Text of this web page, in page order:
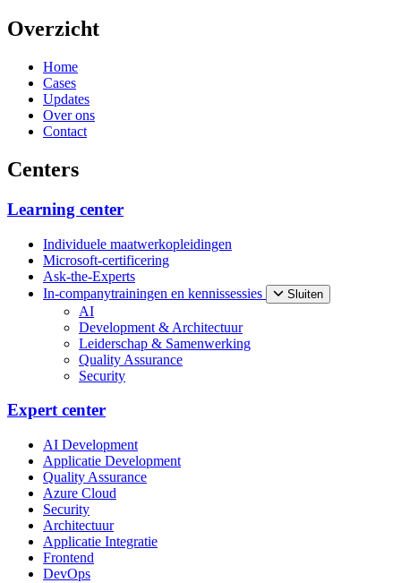
Overzicht
Home
Cases
Updates
Over ons
Contact
Centers
Learning center
Individuele maatwerkopleidingen
Microsoft-certificering
Ask-the-Experts
In-companytrainingen en kennissessies
Sluiten
AI
Development & Architectuur
Leiderschap & Samenwerking
Quality Assurance
Security
Expert center
AI Development
Applicatie Development
Quality Assurance
Azure Cloud
Security
Architectuur
Applicatie Integratie
Frontend
DevOps